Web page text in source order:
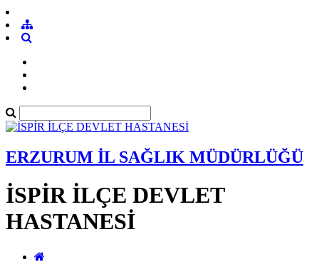
ERZURUM İL SAĞLIK MÜDÜRLÜĞÜ
İSPİR İLÇE DEVLET
HASTANESİ